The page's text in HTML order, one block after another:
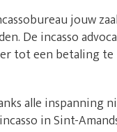
jouw
De incasso
tot een betaling
alle
in Sint-